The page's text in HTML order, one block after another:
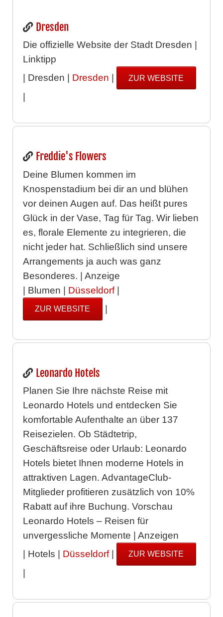
Dresden
Die offizielle Website der Stadt Dresden |
Linktipp
| Dresden | Dresden ZUR WEBSITE
Freddie's Flowers
Deine Blumen kommen im
Knospenstadium bei dir an und blühen
vor deinen Augen auf. Das heißt pures
Glück in der Vase, Tag für Tag. Wir lieben
es, florale Elemente zu integrieren, die
nicht jeder hat. Schließlich sind unsere
Arrangements ja auch was ganz
Besonderes. | Anzeige
| Blumen | Düsseldorf|
ZUR WEBSITE |
Leonardo Hotels
Planen Sie Ihre nächste Reise mit
Leonardo Hotels und entdecken Sie
komfortable Aufenthalte an über 137
Reisezielen. Ob Städtetrip,
Geschäftsreise oder Urlaub: Leonardo
Hotels bietet Ihnen moderne Hotels in
attraktiven Lagen. AdvantageClub-
Mitglieder profitieren zusätzlich von 10%
Rabatt auf ihre Buchung. Vorschau
Leonardo Hotels – Reisen für
unvergessliche Momente | Anzeigen
| Hotels | Düsseldorf| ZUR WEBSITE
|